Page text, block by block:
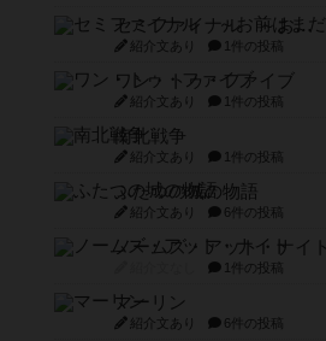
セミファイナル ～お前はまだ生きている～
紹介文あり 1件の投稿
ワン・トゥ・ファイブ
紹介文あり 1件の投稿
南北戦争
紹介文あり 1件の投稿
ふたつの城の物語
紹介文あり 6件の投稿
ノームズ・アット・ナイト
1件の投稿
マーリン
紹介文あり 6件の投稿